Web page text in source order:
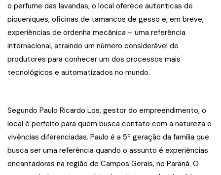
o perfume das lavandas, o local oferece autenticas de
piqueniques, oficinas de tamancos de gesso e, em breve,
experiências de ordenha mecânica – uma referência
internacional, atraindo um número considerável de
produtores para conhecer um dos processos mais
tecnológicos e automatizados no mundo.
Segundo Paulo Ricardo Los, gestor do empreendimento, o
local é perfeito para quem busca contato com a natureza e
vivências diferenciadas. Paulo é a 5ª geração da família que
busca ser uma referência quando o assunto é experiências
encantadoras na região de Campos Gerais, no Paraná. O